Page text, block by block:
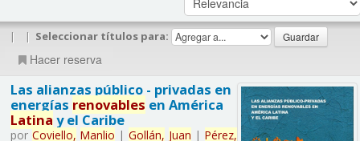
| | Seleccionar títulos para:
Hacer reserva
Las alianzas público - privadas en
energías renovables en América
Latina y el Caribe
por Coviello, Manlio | Gollán, Juan | Pérez,